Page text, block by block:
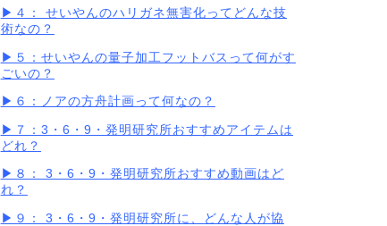
▶︎４： せいやんのハリガネ無害化ってどんな技
術なの？
▶︎５：せいやんの量子加工フットバスって何がす
ごいの？
▶︎６：ノアの方舟計画って何なの？
▶︎７：3・6・9・発明研究所おすすめアイテムは
どれ？
▶︎８： 3・6・9・発明研究所おすすめ動画はど
れ？
▶︎９： 3・6・9・発明研究所に、どんな人が協